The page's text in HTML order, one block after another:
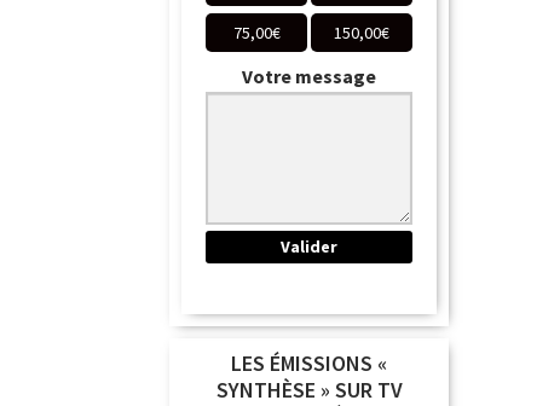
75,00€ 150,00€
Votre message
LES ÉMISSIONS «
SYNTHÈSE » SUR TV